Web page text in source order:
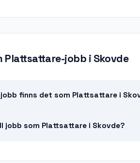
Plattsattare-jobb i Skovde
finns det som Plattsattare i
jobb som Plattsattare i Skovde?